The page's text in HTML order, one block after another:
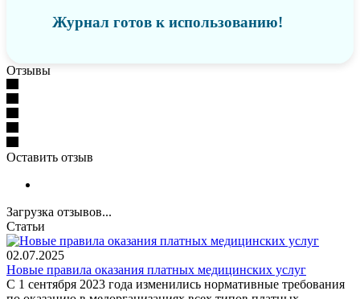
Журнал готов к использованию!
Отзывы
Оставить отзыв
Загрузка отзывов...
Статьи
02.07.2025
Новые правила оказания платных медицинских услуг
С 1 сентября 2023 года изменились нормативные требования